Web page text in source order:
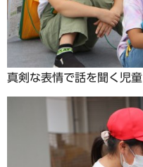
真剣な表情で話を聞く児童